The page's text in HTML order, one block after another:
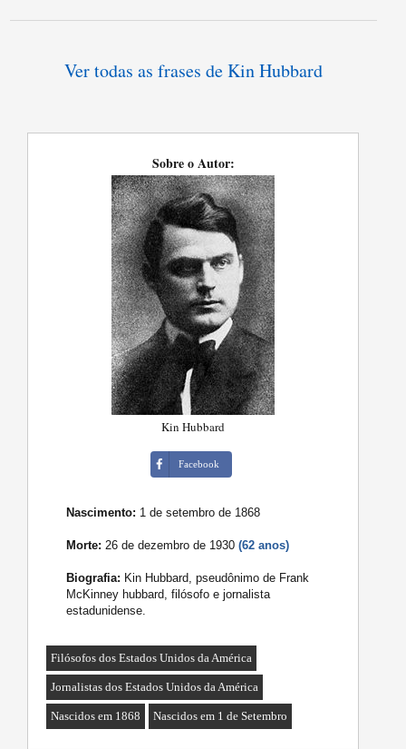
Ver todas as frases de Kin Hubbard
Sobre o Autor:
Kin Hubbard
Facebook
Nascimento: 1 de setembro de 1868
Morte: 26 de dezembro de 1930(62 anos)
Biografia: Kin Hubbard, pseudônimo de Frank
McKinney hubbard, filósofo e jornalista
estadunidense.
Filósofos dos Estados Unidos da América
Jornalistas dos Estados Unidos da América
Nascidos em 1868 Nascidos em 1 de Setembro